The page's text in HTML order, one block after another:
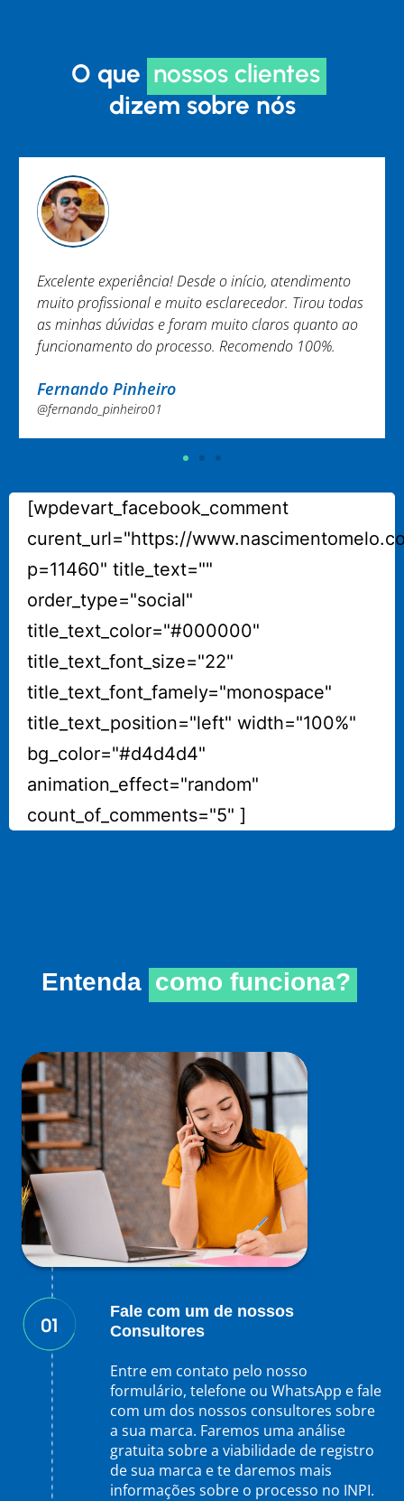
O que nossos clientes
dizem sobre nós
todas
quanto ao
100%.
Trabalho EXCEPCIONAL não tenho nada a
Equipe engajada e ágil. Em especial Murilo e
Brenner. Obrigada.
@nayaramelo02
[wpdevart_facebook_comment
curent_url="https://
p=11460" title_text=""
order_type="social"
title_text_color="#000000"
title_text_font_size="22"
title_text_font_famely="monospace"
title_text_position="left" width="100%"
bg_color="#d4d4d4"
animation_effect="random"
count_of_comments="5" ]
Entenda como funciona?
Fale com um de nossos
Consultores
Entre em contato pelo nosso
formulário, telefone ou WhatsApp e fale
com um dos nossos consultores sobre
a sua marca. Faremos uma análise
gratuita sobre a viabilidade de registro
de sua marca e te daremos mais
informações sobre o processo no INPI.